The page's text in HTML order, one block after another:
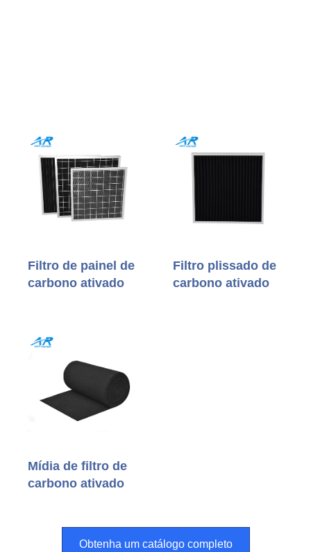
Filtro de painel de
carbono ativado
Filtro plissado de
carbono ativado
Mídia de filtro de
carbono ativado
Obtenha um catálogo completo